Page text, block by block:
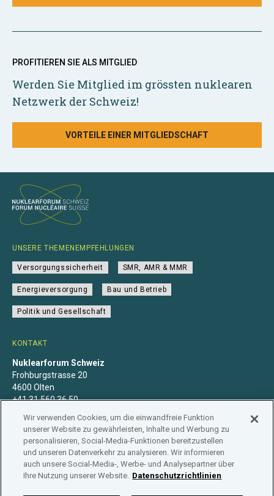
PROFITIEREN SIE ALS MITGLIED
Werden Sie Mitglied im grössten nuklearen
Netzwerk der Schweiz!
VORTEILE EINER MITGLIEDSCHAFT
KONTAKT
Nuklearforum Schweiz
Frohburgstrasse 20
4600 Olten
+41 31 560 36 50
UNSERE THEMENEMPFEHLUNGEN
Versorgungssicherheit SMR, AMR & MMR
Energieversorgung Bau und Betrieb
Politik und Gesellschaft
Datenschutzerklärung Impressum Mitgliedschaft
Wir verwenden Cookies, um die einwandfreie Funktion
unserer Website zu gewährleisten, Inhalte und Werbung zu
personalisieren, Social-Media-Funktionen bereitzustellen
und unseren Datenverkehr zu analysieren. Wir informieren
auch unsere Social-Media-, Werbe- und Analysepartner über
Ihre Nutzung unserer Website. Datenschutzrichtlinien